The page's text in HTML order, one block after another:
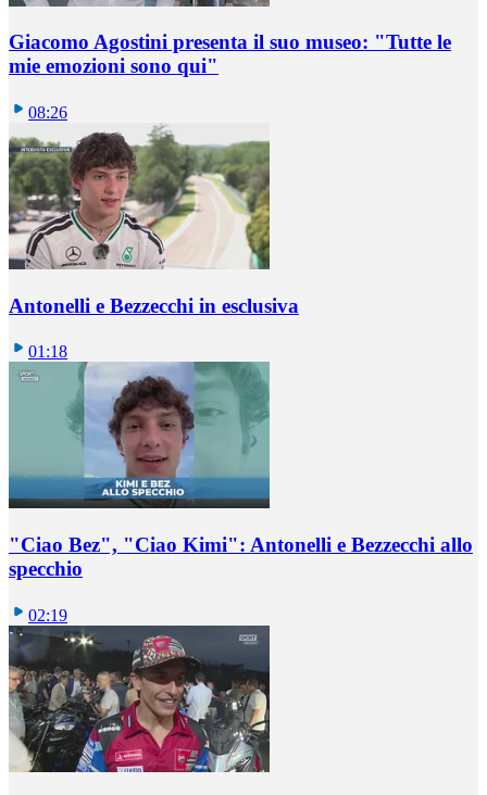
Giacomo Agostini presenta il suo museo: "Tutte le
mie emozioni sono qui"
08:26
Antonelli e Bezzecchi in esclusiva
01:18
"Ciao Bez", "Ciao Kimi": Antonelli e Bezzecchi allo
specchio
02:19